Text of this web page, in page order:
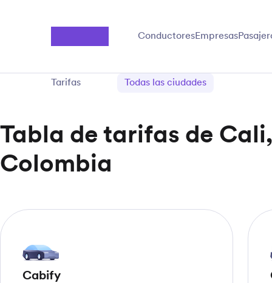
ConductoresEmpresas
Tarifas Todas las ciudades
Tabla de tarifas de Cali,
Colombia
Cabify